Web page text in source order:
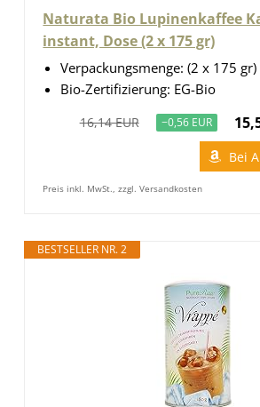
Naturata Bio Lupinenkaffee
instant, Dose (2 x 175 gr)
Verpackungsmenge: (2 x 175 gr)
Bio-Zertifizierung: EG-Bio
16,14 EUR −0,56 EUR
Bei
Preis inkl. MwSt., zzgl. Versandkosten
BESTSELLER NR. 2